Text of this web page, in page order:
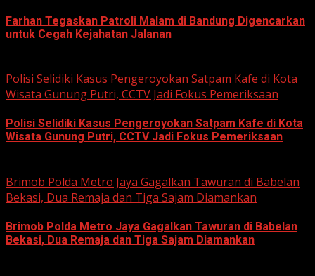
Farhan Tegaskan Patroli Malam di Bandung Digencarkan
untuk Cegah Kejahatan Jalanan
Polisi Selidiki Kasus Pengeroyokan Satpam Kafe di Kota
Wisata Gunung Putri, CCTV Jadi Fokus Pemeriksaan
Polisi Selidiki Kasus Pengeroyokan Satpam Kafe di Kota
Wisata Gunung Putri, CCTV Jadi Fokus Pemeriksaan
Brimob Polda Metro Jaya Gagalkan Tawuran di Babelan
Bekasi, Dua Remaja dan Tiga Sajam Diamankan
Brimob Polda Metro Jaya Gagalkan Tawuran di Babelan
Bekasi, Dua Remaja dan Tiga Sajam Diamankan